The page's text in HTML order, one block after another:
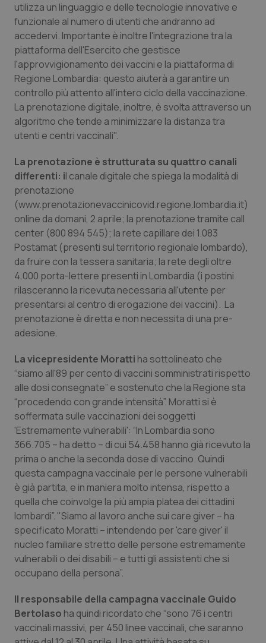
Sicilia
Toscana
Umbria
Valle D’Aosta
Veneto
Neuroscienze & patologie neurodegenerative
Obesità
Oftalmologia
Oncodermatologia
Oncoematologia
Oncologia & Nutrizione
Psoriasi & pelle
Quotidiano Cardiologia
Quotidiano Chirurgia
Quotidiano Oncologia
Quotidiano Pediatria
Rene & patologie urogenitali
Salute orale & impianti
Sangue & coagulazione
Tiroide
Tumore al seno
Tumore ovarico
Tumori del Polmone & Testa Collo
Tumori gastrointestinali
Ulcera & Reflusso
Vaccini
utilizza un linguaggio e delle tecnologie innovative e
funzionale al numero di utenti che andranno ad
accedervi. Importante è inoltre l'integrazione tra la
piattaforma dell'Esercito che gestisce
l'approvvigionamento dei vaccini e la piattaforma di
Regione Lombardia: questo aiuterà a garantire un
controllo più attento all'intero ciclo della vaccinazione.
La prenotazione digitale, inoltre, è svolta attraverso un
algoritmo che tende a minimizzare la distanza tra
utenti e centri vaccinali".
La prenotazione è strutturata su quattro canali
differenti: il canale digitale che spiega la modalità di
prenotazione
(www.prenotazionevaccinicovid.regione.lombardia.it)
online da domani, 2 aprile; la prenotazione tramite call
center (800 894 545); la rete capillare dei 1.083
Postamat (presenti sul territorio regionale lombardo),
da fruire con la tessera sanitaria; la rete degli oltre
4.000 porta-lettere presenti in Lombardia (i postini
rilasceranno la ricevuta necessaria all'utente per
presentarsi al centro di erogazione dei vaccini). La
prenotazione è diretta e non necessita di una pre-
adesione.
La vicepresidente Moratti ha sottolineato che
“siamo all'89 per cento di vaccini somministrati rispetto
alle dosi consegnate” e sostenuto che la Regione sta
“procedendo con grande intensità”. Moratti si è
soffermata sulle vaccinazioni dei soggetti
'Estremamente vulnerabili': “In Lombardia sono
366.705 – ha detto – di cui 54.458 hanno già ricevuto la
prima o anche la seconda dose di vaccino. Quindi
questa campagna vaccinale per le persone vulnerabili
è già partita, e in maniera molto intensa, rispetto a
quella che coinvolge la più ampia platea dei cittadini
lombardi”. "Siamo al lavoro anche sui care giver – ha
specificato Moratti – intendendo per 'care giver' il
nucleo familiare stretto delle persone estremamente
vulnerabili o dei disabili – e tutti gli assistenti che si
occupano della persona”.
Il responsabile della campagna vaccinale Guido
Bertolaso ha quindi ricordato che “sono 76 i centri
vaccinali massivi, per 450 linee vaccinali, che saranno